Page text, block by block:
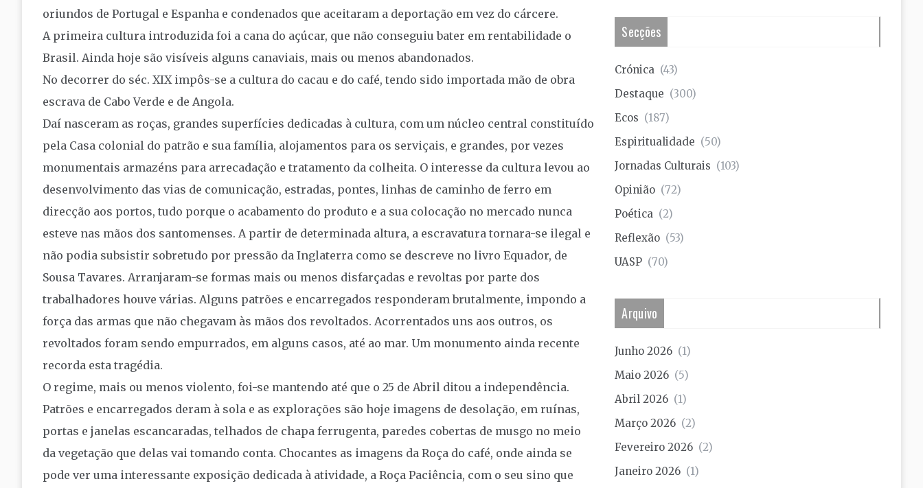
oriundos de Portugal e Espanha e condenados que aceitaram a deportação em vez do cárcere.
A primeira cultura introduzida foi a cana do açúcar, que não conseguiu bater em rentabilidade o
Brasil. Ainda hoje são visíveis alguns canaviais, mais ou menos abandonados.
No decorrer do séc. XIX impôs-se a cultura do cacau e do café, tendo sido importada mão de obra
escrava de Cabo Verde e de Angola.
Daí nasceram as roças, grandes superfícies dedicadas à cultura, com um núcleo central constituído
pela Casa colonial do patrão e sua família, alojamentos para os serviçais, e grandes, por vezes
monumentais armazéns para arrecadação e tratamento da colheita. O interesse da cultura levou ao
desenvolvimento das vias de comunicação, estradas, pontes, linhas de caminho de ferro em
direcção aos portos, tudo porque o acabamento do produto e a sua colocação no mercado nunca
esteve nas mãos dos santomenses. A partir de determinada altura, a escravatura tornara-se ilegal e
não podia subsistir sobretudo por pressão da Inglaterra como se descreve no livro Equador, de
Sousa Tavares. Arranjaram-se formas mais ou menos disfarçadas e revoltas por parte dos
trabalhadores houve várias. Alguns patrões e encarregados responderam brutalmente, impondo a
força das armas que não chegavam às mãos dos revoltados. Acorrentados uns aos outros, os
revoltados foram sendo empurrados, em alguns casos, até ao mar. Um monumento ainda recente
recorda esta tragédia.
O regime, mais ou menos violento, foi-se mantendo até que o 25 de Abril ditou a independência.
Patrões e encarregados deram à sola e as explorações são hoje imagens de desolação, em ruínas,
portas e janelas escancaradas, telhados de chapa ferrugenta, paredes cobertas de musgo no meio
da vegetação que delas vai tomando conta. Chocantes as imagens da Roça do café, onde ainda se
pode ver uma interessante exposição dedicada à atividade, a Roça Paciência, com o seu sino que
Secções
Crónica (43)
Destaque (300)
Ecos (187)
Espiritualidade (50)
Jornadas Culturais (103)
Opinião (72)
Poética (2)
Reflexão (53)
UASP (70)
Arquivo
Junho 2026 (1)
Maio 2026 (5)
Abril 2026 (1)
Março 2026 (2)
Fevereiro 2026 (2)
Janeiro 2026 (1)